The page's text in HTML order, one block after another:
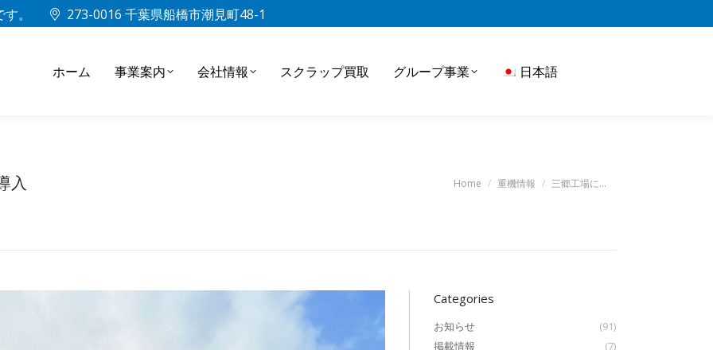
。 273-0016 千葉県船橋市潮見町48-1
ホーム 事業案内 会社情報 スクラップ買取 グループ事業 日本語
入 You are here:
Home 重機情報 三郷工場に…
Categories
お知らせ
(91)
掲載情報
(7)